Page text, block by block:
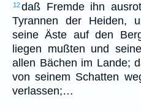
12daß Fremde ihn
Tyrannen der Heiden,
seine Äste auf den
liegen mußten und
allen Bächen im Lande;
von seinem Schatten
verlassen;…